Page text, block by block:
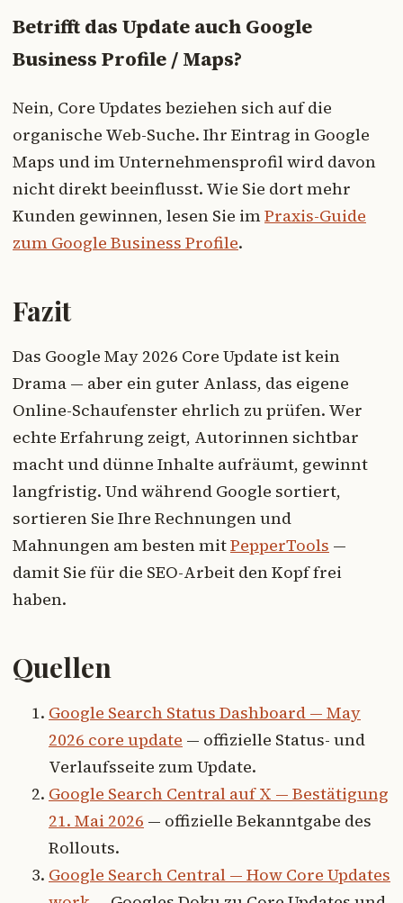
Betrifft das Update auch Google
Business Profile / Maps?
Nein, Core Updates beziehen sich auf die
organische Web-Suche. Ihr Eintrag in Google
Maps und im Unternehmensprofil wird davon
nicht direkt beeinflusst. Wie Sie dort mehr
Kunden gewinnen, lesen Sie imPraxis-Guide
zum Google Business Profile.
Fazit
Das Google May 2026 Core Update ist kein
Drama — aber ein guter Anlass, das eigene
Online-Schaufenster ehrlich zu prüfen. Wer
echte Erfahrung zeigt, Autorinnen sichtbar
macht und dünne Inhalte aufräumt, gewinnt
langfristig. Und während Google sortiert,
sortieren Sie Ihre Rechnungen und
Mahnungen am besten mitPepperTools —
damit Sie für die SEO-Arbeit den Kopf frei
haben.
Quellen
Google Search Status Dashboard — May
2026 core update — offizielle Status- und
Verlaufsseite zum Update.
Google Search Central auf X — Bestätigung
21. Mai 2026 — offizielle Bekanntgabe des
Rollouts.
Google Search Central — How Core Updates